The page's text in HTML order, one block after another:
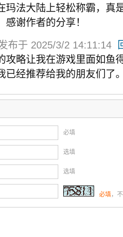
玛法大陆上轻松称霸，真
感谢作者的分享！
布于 2025/3/2 14:11:14
攻略让我在游戏里面如鱼
已经推荐给我的朋友们了
必填
选填
选填
必填，